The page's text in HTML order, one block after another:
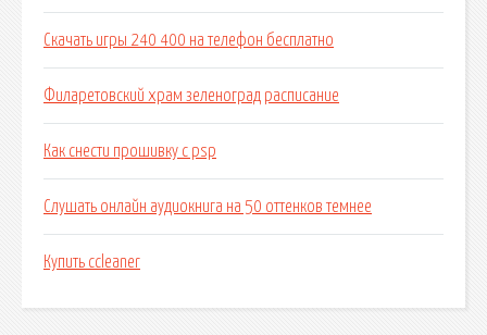
Скачать игры 240 400 на телефон бесплатно
Филаретовский храм зеленоград расписание
Как снести прошивку с psp
Слушать онлайн аудиокнига на 50 оттенков темнее
Купить ccleaner